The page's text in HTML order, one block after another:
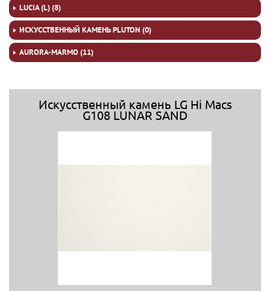
LUCIA (L) (8)
ИСКУССТВЕННЫЙ КАМЕНЬ PLUTON (0)
AURORA-MARMO (11)
Искусственный камень LG Hi Macs
G108 LUNAR SAND